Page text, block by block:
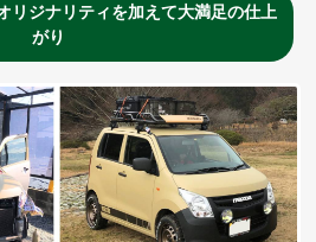
ジナリティを加えて大満足の仕上
がり